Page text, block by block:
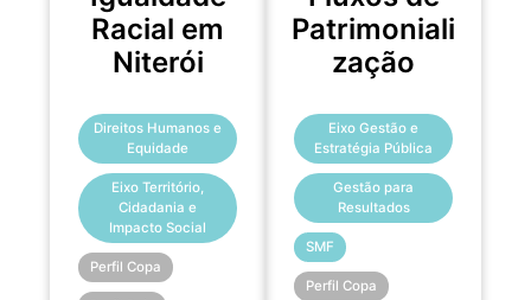
Racial em
Niterói
Direitos Humanos e
Equidade
Eixo Território,
Cidadania e
Impacto Social
Perfil Copa
Patrimoniali
zação
Eixo Gestão e
Estratégia Pública
Gestão para
Resultados
SMF
Perfil Copa